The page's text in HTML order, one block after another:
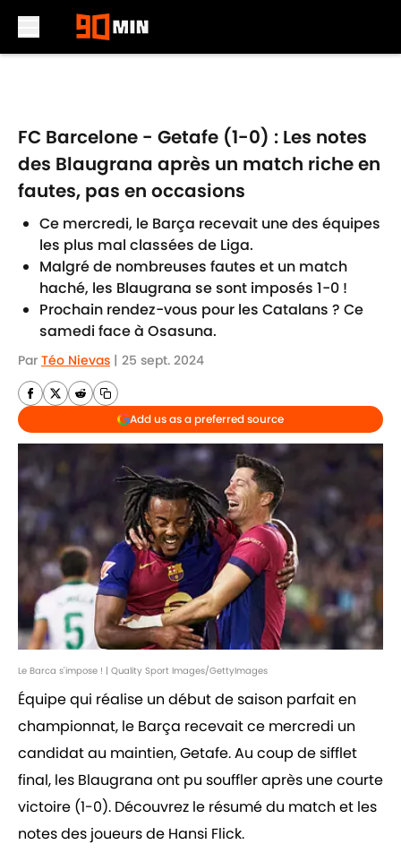
FC Barcelone - Getafe (1-0) : Les notes
des Blaugrana après un match riche en
fautes, pas en occasions
Ce mercredi, le Barça recevait une des équipes
les plus mal classées de Liga.
Malgré de nombreuses fautes et un match
haché, les Blaugrana se sont imposés 1-0 !
Prochain rendez-vous pour les Catalans ? Ce
samedi face à Osasuna.
Par Téo Nievas | 25 sept. 2024
Add us as a preferred source
Le Barca s'impose ! | Quality Sport Images/GettyImages
Équipe qui réalise un début de saison parfait en
championnat, le Barça recevait ce mercredi un
candidat au maintien, Getafe. Au coup de sifflet
final, les Blaugrana ont pu souffler après une courte
victoire (1-0). Découvrez le résumé du match et les
notes des joueurs de Hansi Flick.